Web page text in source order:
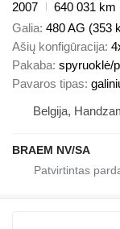
2007
640 031 km
Galia 480 AG (353
Ašių konfigūracija
Pakaba spyruoklė/
Pavaros tipas
Belgija,
BRAEM NV/SA